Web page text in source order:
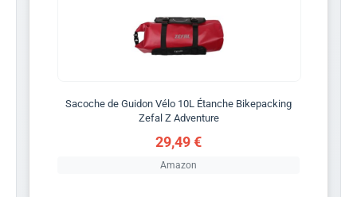
Sacoche de Guidon Vélo 10L Étanche Bikepacking
Zefal Z Adventure
29,49 €
Amazon